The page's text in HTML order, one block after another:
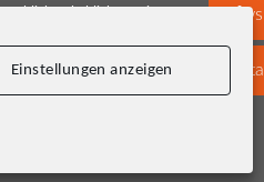
Einstellungen anzeigen
erhältlich, sowie unter